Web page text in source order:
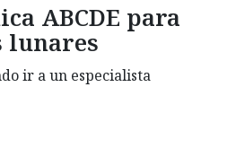
ABCDE para
ir a un especialista